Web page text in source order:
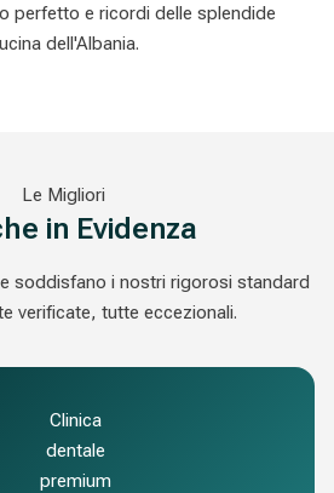
perfetto e ricordi delle splendide
dell'Albania.
Le Migliori
in Evidenza
soddisfano i nostri rigorosi standard
verificate, tutte eccezionali.
Clinica
dentale
premium